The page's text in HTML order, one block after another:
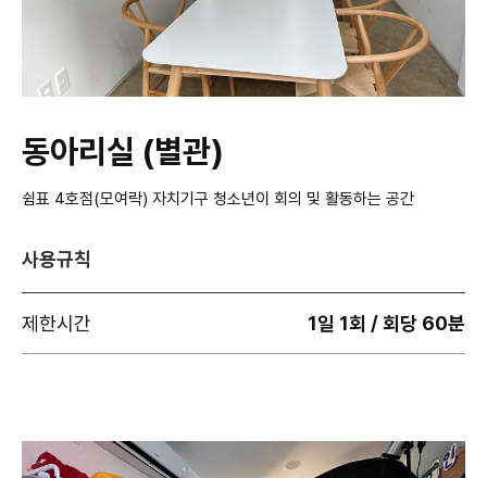
동아리실 (별관)
쉼표 4호점(모여락) 자치기구 청소년이 회의 및 활동하는 공간
사용규칙
제한시간 1일 1회 / 회당 60분